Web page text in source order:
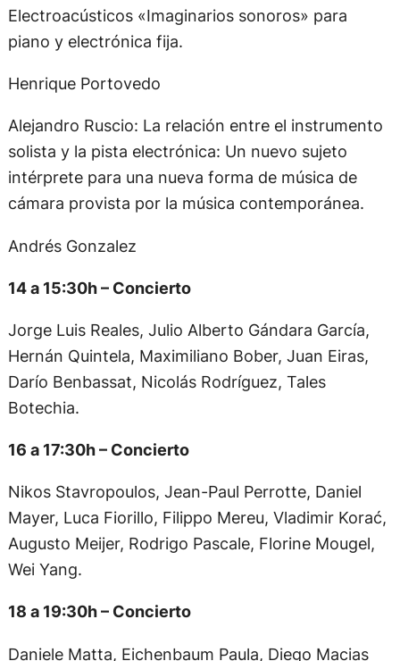
Electroacústicos «Imaginarios sonoros» para
piano y electrónica fija.
Henrique Portovedo
Alejandro Ruscio: La relación entre el instrumento
solista y la pista electrónica: Un nuevo sujeto
intérprete para una nueva forma de música de
cámara provista por la música contemporánea.
Andrés Gonzalez
14 a 15:30h – Concierto
Jorge Luis Reales, Julio Alberto Gándara García,
Hernán Quintela, Maximiliano Bober, Juan Eiras,
Darío Benbassat, Nicolás Rodríguez, Tales
Botechia.
16 a 17:30h – Concierto
Nikos Stavropoulos, Jean-Paul Perrotte, Daniel
Mayer, Luca Fiorillo, Filippo Mereu, Vladimir Korać,
Augusto Meijer, Rodrigo Pascale, Florine Mougel,
Wei Yang.
18 a 19:30h – Concierto
Daniele Matta, Eichenbaum Paula, Diego Macias